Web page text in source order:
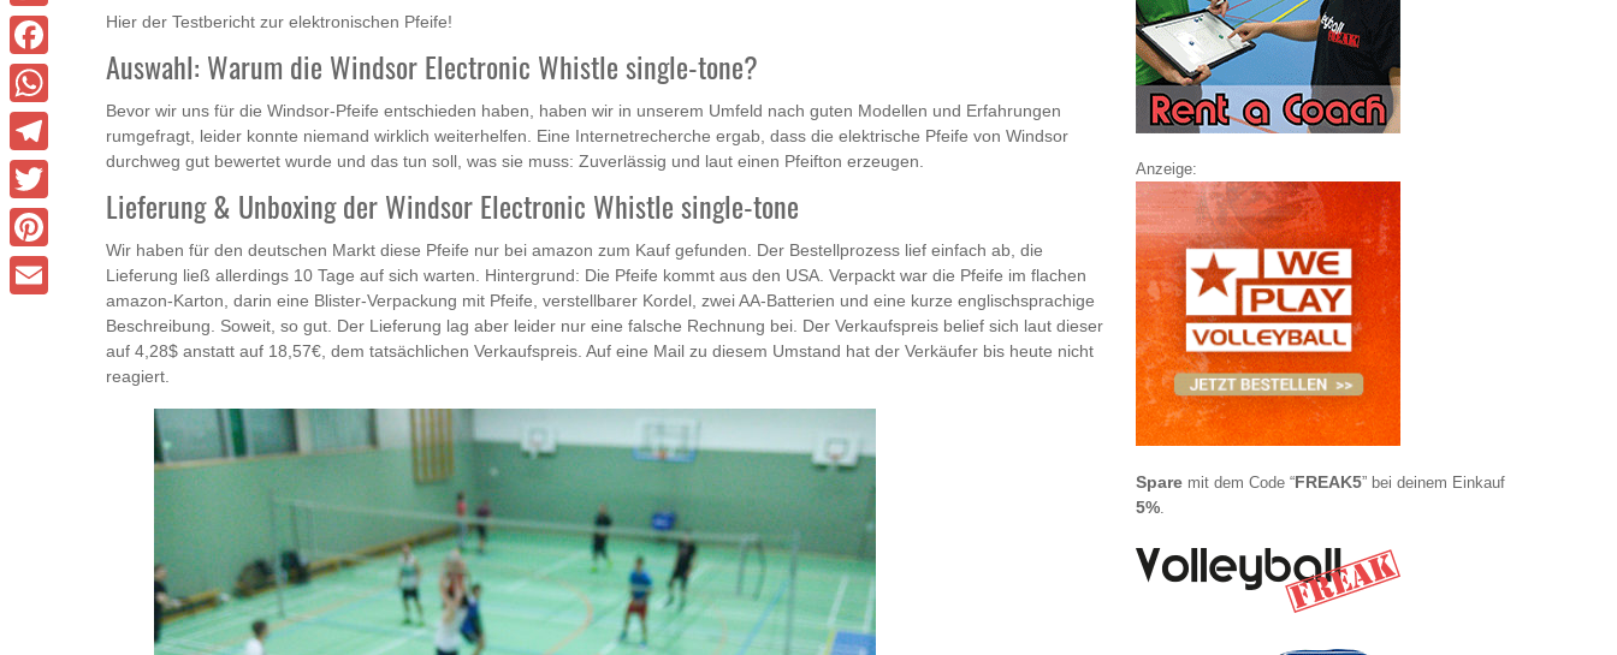
Hier der Testbericht zur elektronischen Pfeife!
Auswahl: Warum die Windsor Electronic Whistle single-tone?
Bevor wir uns für die Windsor-Pfeife entschieden haben, haben wir in unserem Umfeld nach guten Modellen und Erfahrungen
rumgefragt, leider konnte niemand wirklich weiterhelfen. Eine Internetrecherche ergab, dass die elektrische Pfeife von Windsor
durchweg gut bewertet wurde und das tun soll, was sie muss: Zuverlässig und laut einen Pfeifton erzeugen.
Lieferung & Unboxing der Windsor Electronic Whistle single-tone
Wir haben für den deutschen Markt diese Pfeife nur bei amazon zum Kauf gefunden. Der Bestellprozess lief einfach ab, die
Lieferung ließ allerdings 10 Tage auf sich warten. Hintergrund: Die Pfeife kommt aus den USA. Verpackt war die Pfeife im flachen
amazon-Karton, darin eine Blister-Verpackung mit Pfeife, verstellbarer Kordel, zwei AA-Batterien und eine kurze englischsprachige
Beschreibung. Soweit, so gut. Der Lieferung lag aber leider nur eine falsche Rechnung bei. Der Verkaufspreis belief sich laut dieser
auf 4,28$ anstatt auf 18,57€, dem tatsächlichen Verkaufspreis. Auf eine Mail zu diesem Umstand hat der Verkäufer bis heute nicht
reagiert.
Anzeige:
Spare mit dem Code “FREAK5” bei deinem Einkauf
5%
Copy
Link
Facebook
WhatsApp
Telegram
Twitter
Pinterest